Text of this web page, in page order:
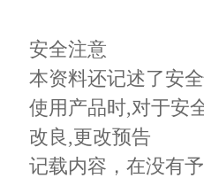
安全注意
本资料还记述了安
使用产品时,对于安
改良,更改预告
记载内容，在没有